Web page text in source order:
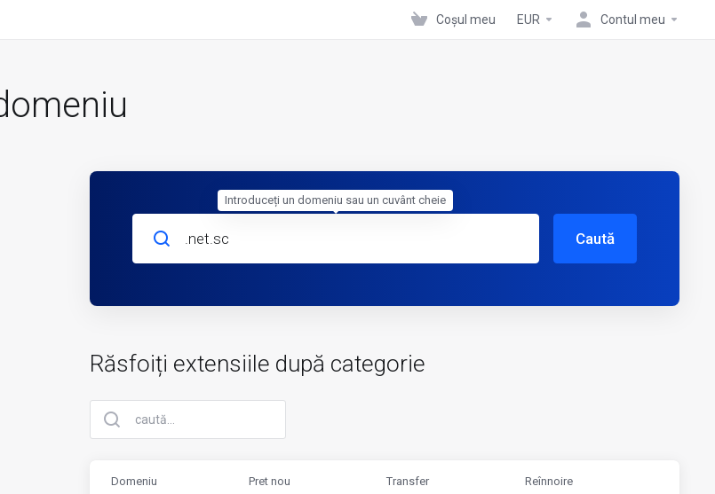
Coșul meu EUR Contul meu
Caută
Răsfoiți extensiile după categorie
Domeniu Pret nou Transfer Reînnoire
Introduceți un domeniu sau un cuvânt cheie